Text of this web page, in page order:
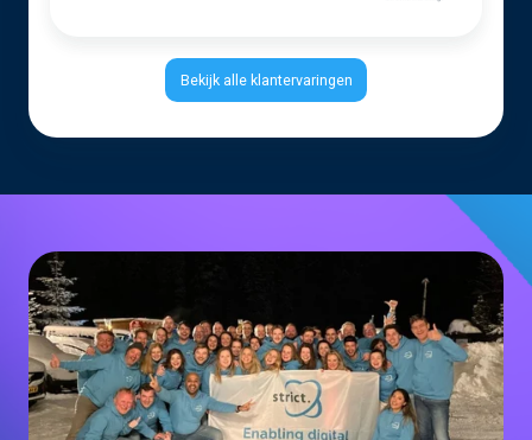
Bekijk alle klantervaringen